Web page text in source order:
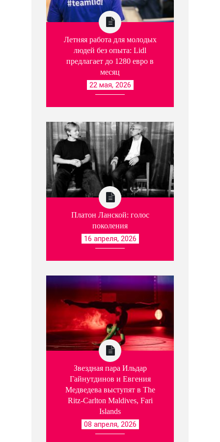
Летняя работа для молодых
людей без опыта: Lidl
предлагает до 1280 евро в
месяц
22 мая, 2026
Платон Ланской: голос
поколения
16 апреля, 2026
Звездная пара Ильдар
Гайнутдинов и Евгения
Медведева выступят в The
Ritz-Carlton Maldives, Fari
Islands
08 апреля, 2026